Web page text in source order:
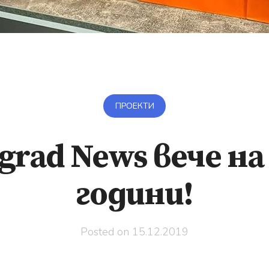
ПРОЕКТИ
News вече
години!
Posted on 15.12.2019